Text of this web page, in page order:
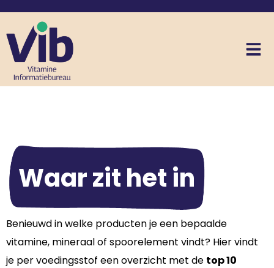
Waar zit het in
Benieuwd in welke producten je een bepaalde
vitamine, mineraal of spoorelement vindt? Hier vindt
je per voedingsstof een overzicht met de top 10